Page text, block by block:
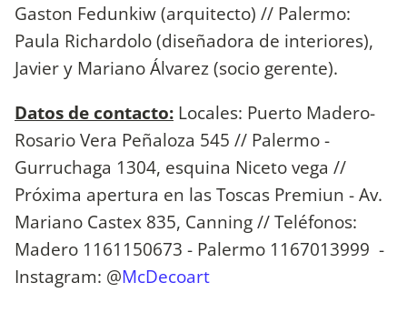
Gaston Fedunkiw (arquitecto) // Palermo:
Paula Richardolo (diseñadora de interiores),
Javier y Mariano Álvarez (socio gerente).
Datos de contacto: Locales: Puerto Madero-
Rosario Vera Peñaloza 545 // Palermo -
Gurruchaga 1304, esquina Niceto vega //
Próxima apertura en las Toscas Premiun - Av.
Mariano Castex 835, Canning // Teléfonos:
Madero 1161150673 - Palermo 1167013999 -
Instagram: @McDecoart